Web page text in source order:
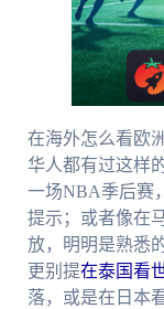
在海外怎么看欧
华人都有过这样
一场NBA季后赛
提示；或者像在
放，明明是熟悉
更别提在泰国看
落，或是在日本